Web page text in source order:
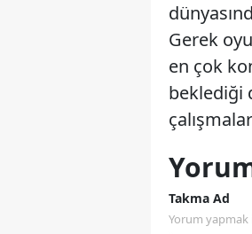
Gerek
en çok
beklediği
Takma Ad
Yorum yapmak